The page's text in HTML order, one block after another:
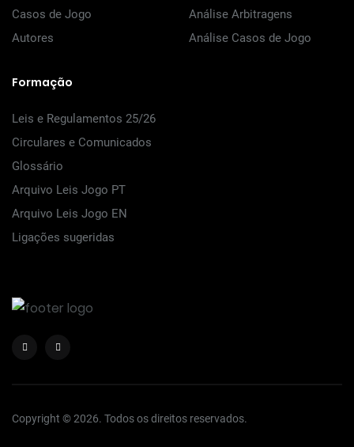
Casos de Jogo
Autores
Análise Arbitragens
Análise Casos de Jogo
Formação
Leis e Regulamentos 25/26
Circulares e Comunicados
Glossário
Arquivo Leis Jogo PT
Arquivo Leis Jogo EN
Ligações sugeridas
Copyright © 2026. Todos os direitos reservados.